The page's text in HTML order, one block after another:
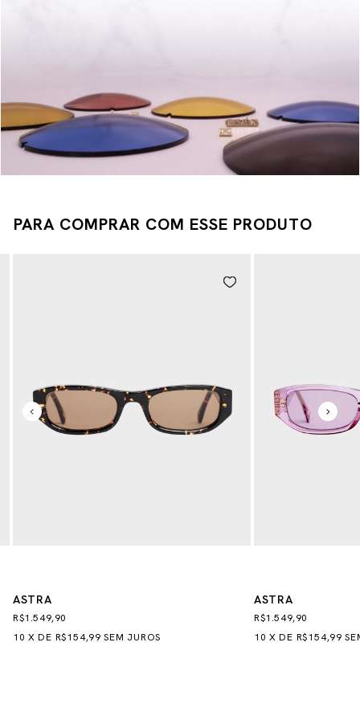
PARA COMPRAR COM ESSE PRODUTO
ASTRA
R$1.549,90
10 XDE R$154,99 SEM JUROS
ASTRA
R$1.549,90
10 XDE R$154,99